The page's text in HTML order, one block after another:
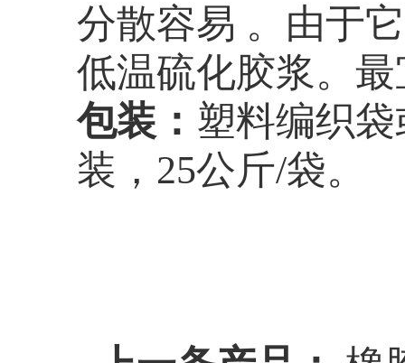
分散容易 。由于
低温硫化胶浆。
包装： 塑料编织
装，25公斤/袋。